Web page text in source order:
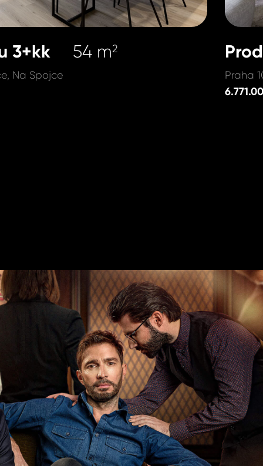
3+kk 54 m2
Na Spojce Praha